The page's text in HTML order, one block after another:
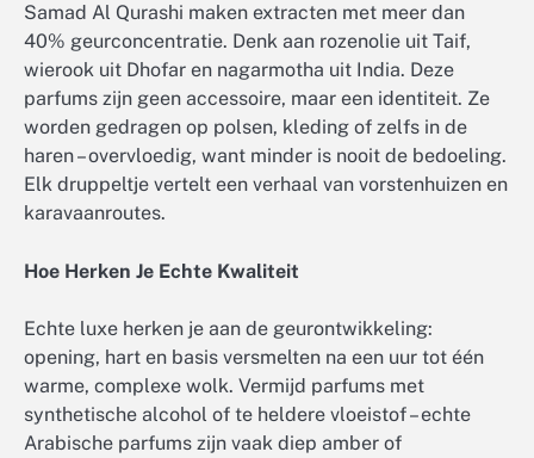
Samad Al Qurashi maken extracten met meer dan
40% geurconcentratie. Denk aan rozenolie uit Taif,
wierook uit Dhofar en nagarmotha uit India. Deze
parfums zijn geen accessoire, maar een identiteit. Ze
worden gedragen op polsen, kleding of zelfs in de
haren – overvloedig, want minder is nooit de bedoeling.
Elk druppeltje vertelt een verhaal van vorstenhuizen en
karavaanroutes.
Hoe Herken Je Echte Kwaliteit
Echte luxe herken je aan de geurontwikkeling:
opening, hart en basis versmelten na een uur tot één
warme, complexe wolk. Vermijd parfums met
synthetische alcohol of te heldere vloeistof – echte
Arabische parfums zijn vaak diep amber of